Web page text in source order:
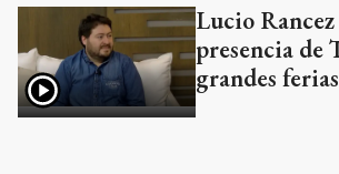
Lucio
presencia de
grandes